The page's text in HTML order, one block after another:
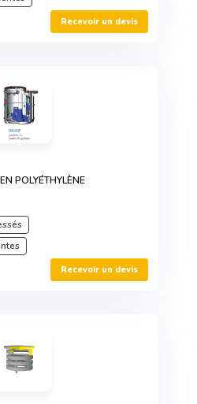
Recevoir un devis
POLYÉTHYLÈNE
Recevoir un devis